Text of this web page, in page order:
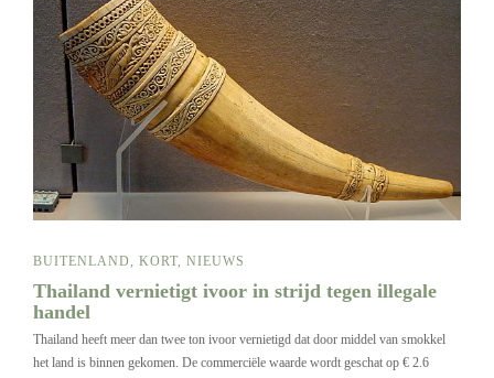
BUITENLAND, KORT, NIEUWS
Thailand vernietigt ivoor in strijd tegen illegale
handel
Thailand heeft meer dan twee ton ivoor vernietigd dat door middel van smokkel
het land is binnen gekomen. De commerciële waarde wordt geschat op € 2.6